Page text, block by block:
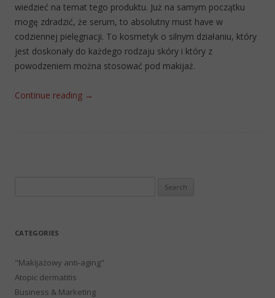
wiedzieć na temat tego produktu. Już na samym początku
mogę zdradzić, że serum, to absolutny must have w
codziennej pielęgnacji. To kosmetyk o silnym działaniu, który
jest doskonały do każdego rodzaju skóry i który z
powodzeniem można stosować pod makijaż.
Continue reading →
CATEGORIES
"Makijażowy anti-aging"
Atopic dermatitis
Business & Marketing